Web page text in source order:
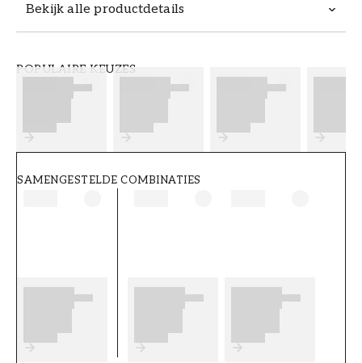
Bekijk alle productdetails
ARTIKELNUMMER
FT38-000-W0000 Wallpassion
POPULAIRE KEUZES
SAMENGESTELDE COMBINATIES